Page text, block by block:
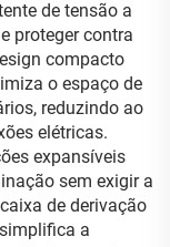
de tensão a
proteger contra
compacto
o espaço de
reduzindo ao
elétricas.
expansíveis
sem exigir a
de derivação
a